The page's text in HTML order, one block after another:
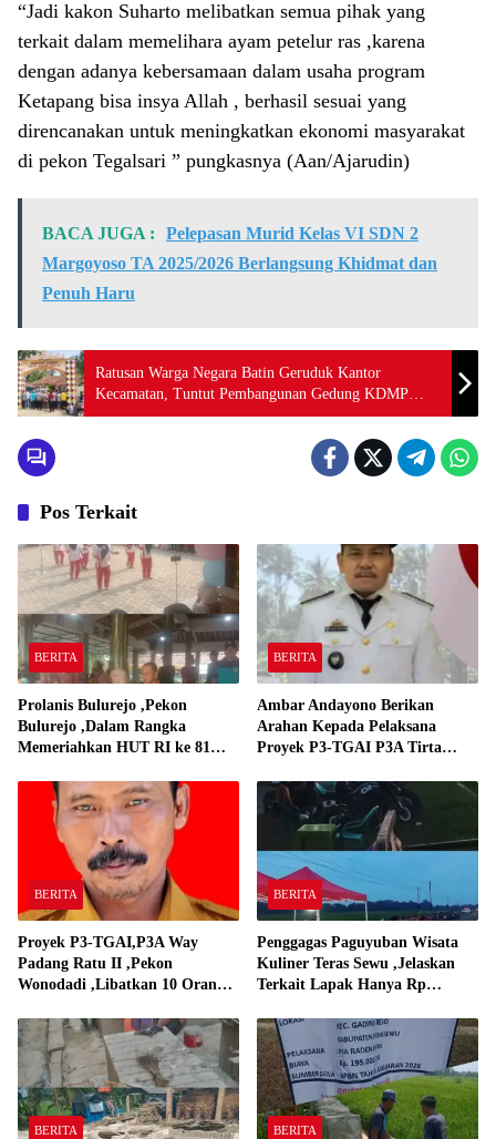
“Jadi kakon Suharto melibatkan semua pihak yang
terkait dalam memelihara ayam petelur ras ,karena
dengan adanya kebersamaan dalam usaha program
Ketapang bisa insya Allah , berhasil sesuai yang
direncanakan untuk meningkatkan ekonomi masyarakat
di pekon Tegalsari ” pungkasnya (Aan/Ajarudin)
BACA JUGA :
Pelepasan Murid Kelas VI SDN 2
Margoyoso TA 2025/2026 Berlangsung Khidmat dan
Penuh Haru
Ratusan Warga Negara Batin Geruduk Kantor
Kecamatan, Tuntut Pembangunan Gedung KDMP
Kandang Besi Dihentikan
Pos Terkait
BERITA
Prolanis Bulurejo ,Pekon
Bulurejo ,Dalam Rangka
Memeriahkan HUT RI ke 81
BERITA
Ambar Andayono Berikan
Arahan Kepada Pelaksana
Proyek P3-TGAI P3A Tirta
BERITA
Proyek P3-TGAI,P3A Way
Padang Ratu II ,Pekon
Wonodadi ,Libatkan 10 Orang
Padang Ratu
BERITA
Penggagas Paguyuban Wisata
Kuliner Teras Sewu ,Jelaskan
Terkait Lapak Hanya Rp
BERITA BERITA